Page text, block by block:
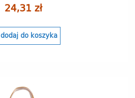
24,31 zł
dodaj do koszyka